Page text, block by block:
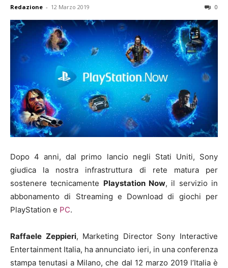
Redazione - 12 Marzo 2019 0
Dopo 4 anni, dal primo lancio negli Stati Uniti, Sony
giudica la nostra infrastruttura di rete matura per
sostenere tecnicamente Playstation Now, il servizio in
abbonamento di Streaming e Download di giochi per
PlayStation e PC.
Raffaele Zeppieri, Marketing Director Sony Interactive
Entertainment Italia, ha annunciato ieri, in una conferenza
stampa tenutasi a Milano, che dal 12 marzo 2019 l’Italia è